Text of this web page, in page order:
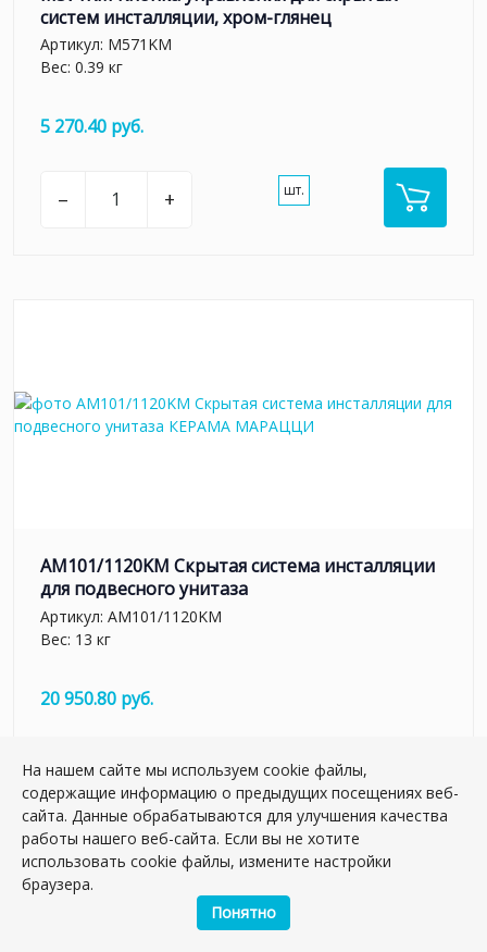
систем инсталляции, xром-глянец
Артикул: M571KM
Вес: 0.39 кг
5 270.40 руб.
– + шт.
AM101/1120KM Скрытая система инсталляции
для подвесного унитаза
Артикул: AM101/1120KM
Вес: 13 кг
20 950.80 руб.
– + шт.
На нашем сайте мы используем cookie файлы,
содержащие информацию о предыдущих посещениях веб-
сайта. Данные обрабатываются для улучшения качества
работы нашего веб-сайта. Если вы не хотите
использовать cookie файлы, измените настройки
браузера.
Понятно